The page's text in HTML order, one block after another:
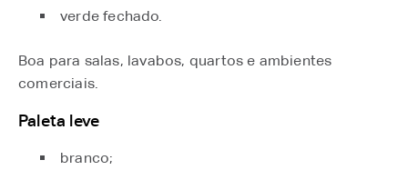
verde fechado.
Boa para salas, lavabos, quartos e ambientes
comerciais.
Paleta leve
branco;